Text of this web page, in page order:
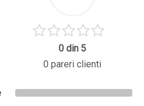
0 din 5
0 pareri clienti